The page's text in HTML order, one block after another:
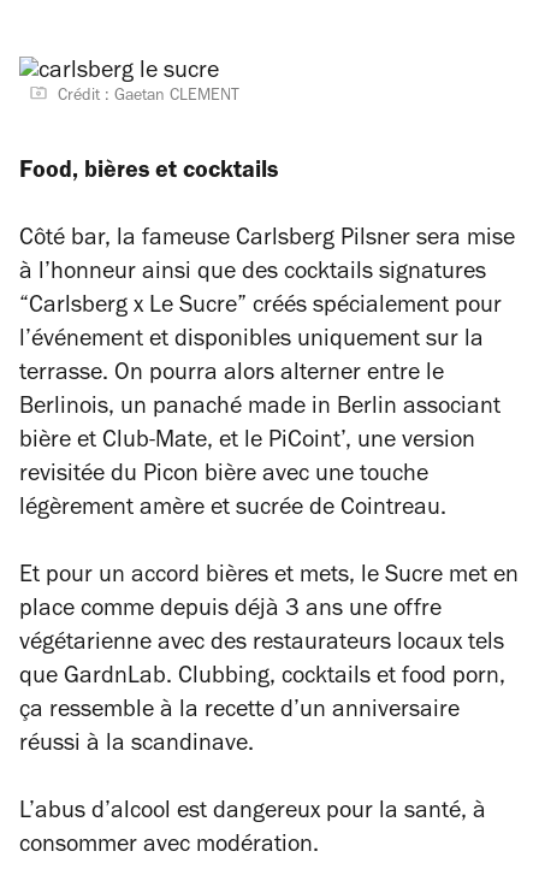
Crédit : Gaetan CLEMENT
Food, bières et cocktails
Côté bar, la fameuse Carlsberg Pilsner sera mise
à l’honneur ainsi que des cocktails signatures
“Carlsberg x Le Sucre” créés spécialement pour
l’événement et disponibles uniquement sur la
terrasse. On pourra alors alterner entre le
Berlinois, un panaché made in Berlin associant
bière et Club-Mate, et le PiCoint’, une version
revisitée du Picon bière avec une touche
légèrement amère et sucrée de Cointreau.
Et pour un accord bières et mets, le Sucre met en
place comme depuis déjà 3 ans une offre
végétarienne avec des restaurateurs locaux tels
que GardnLab. Clubbing, cocktails et food porn,
ça ressemble à la recette d’un anniversaire
réussi à la scandinave.
L’abus d’alcool est dangereux pour la santé, à
consommer avec modération.